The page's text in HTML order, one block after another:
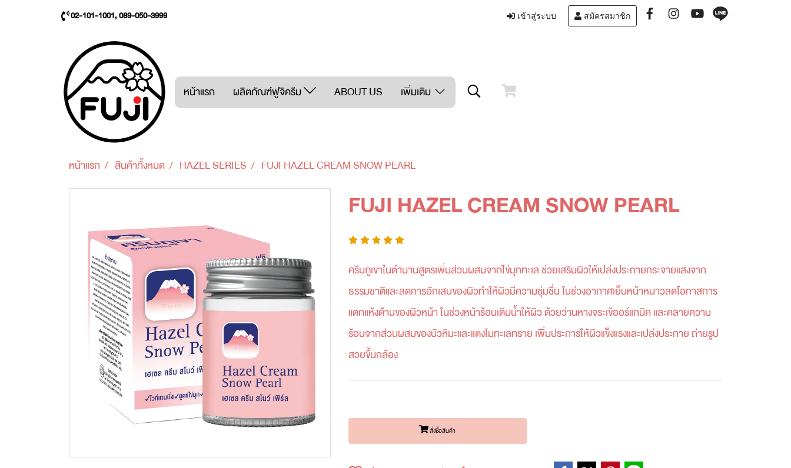
02-101-1001, 089-050-3999 เข้าสู่ระบบ สมัครสมาชิก
หน้าแรก ผลิตภัณฑ์ฟูจิครีม ABOUT US เพิ่มเติม
หน้าแรก สินค้าทั้งหมด HAZEL SERIES FUJI HAZEL CREAM SNOW PEARL
FUJI HAZEL CREAM SNOW PEARL
ครีมภูเขาในตำนานสูตรเพิ่มส่วนผสมจากไข่มุกทะเล ช่วยเสริมผิวให้เปล่งประกายกระจายแสงจาก
ธรรมชาติและลดการอักเสบของผิวทำให้ผิวมีความชุ่มชื่น ในช่วงอากาศเย็นหน้าหนาวลดโอกาสการ
แตกแห้งด้านของผิวหน้า ในช่วงหน้าร้อนเติมน้ำให้ผิว ด้วยว่านหางจระเข้ออร์แกนิค และคลายความ
ร้อนจากส่วนผสมของบัวหิมะและแตงโมทะเลทราย เพิ่มประการให้ผิวแข็งแรงและเปล่งประกาย ถ่ายรูป
สวยขึ้นกล้อง
สั่งซื้อสินค้า